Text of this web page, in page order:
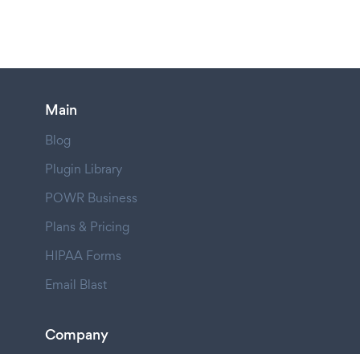
Main
Blog
Plugin Library
POWR Business
Plans & Pricing
HIPAA Forms
Email Blast
Company